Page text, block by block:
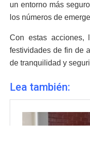
un entorno más
los números de
Con estas acciones,
festividades de fin de
de tranquilidad y
Lea también: